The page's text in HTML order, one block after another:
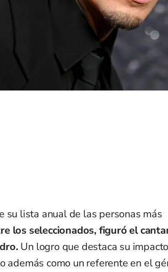
su lista anual de las personas más
los seleccionados, figuró el
Un logro que destaca su
además como un referente en el